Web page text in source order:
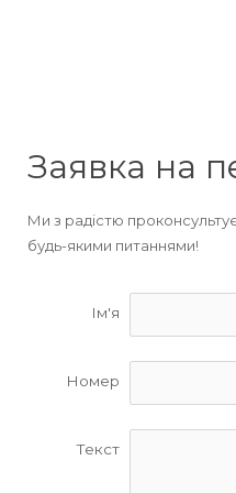
Заявка на
Ми з радістю
будь-якими питаннями!
Ім'я
Номер
Текст